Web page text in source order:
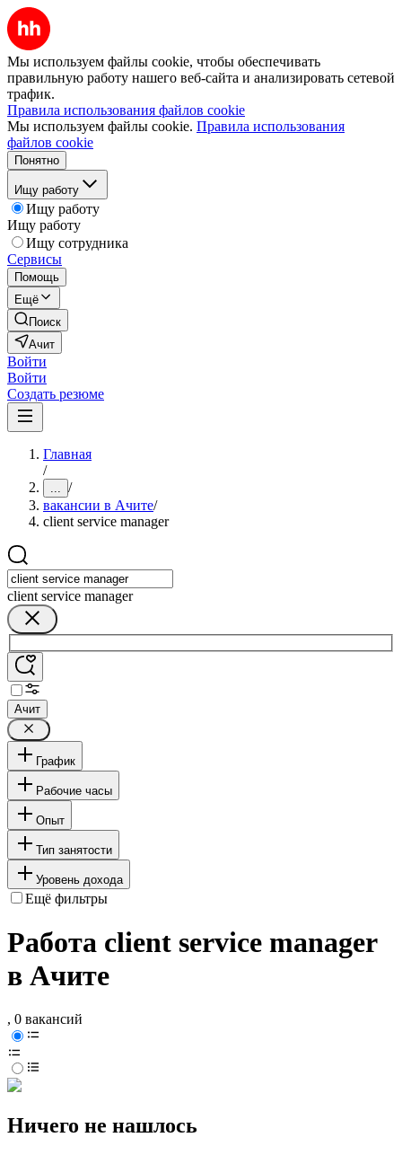
Мы используем файлы cookie, чтобы обеспечивать
правильную работу нашего веб-сайта и анализировать сетевой
трафик.
Правила использования файлов cookie
Мы используем файлы cookie. Правила использования
файлов cookie
Понятно
Ищу работу
Ищу работу
Ищу работу
Ищу сотрудника
Сервисы
Помощь
Ещё
Поиск
Ачит
Войти
Войти
Создать резюме
Главная
/
... /
вакансии в Ачите/
client service manager
client service manager
Ачит
График
Рабочие часы
Опыт
Тип занятости
Уровень дохода
Ещё фильтры
Работа client service manager
в Ачите
, 0 вакансий
Ничего не нашлось